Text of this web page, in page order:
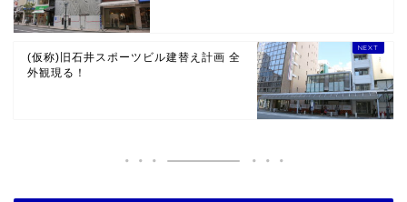
(仮称)旧石井スポーツビル建替え計画 全
外観現る！